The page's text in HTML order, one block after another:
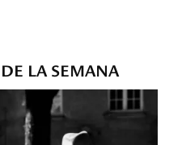
LA SEMANA